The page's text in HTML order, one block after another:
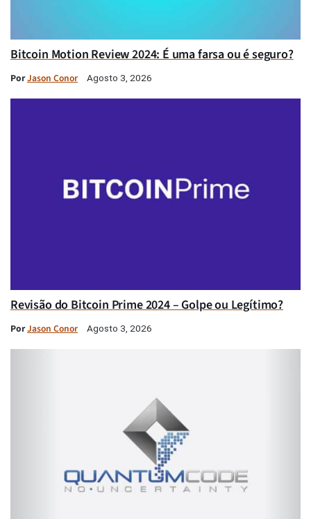
Bitcoin Motion Review 2024: É uma farsa ou é seguro?
PorJason Conor Agosto 3, 2026
Revisão do Bitcoin Prime 2024 – Golpe ou Legítimo?
PorJason Conor Agosto 3, 2026